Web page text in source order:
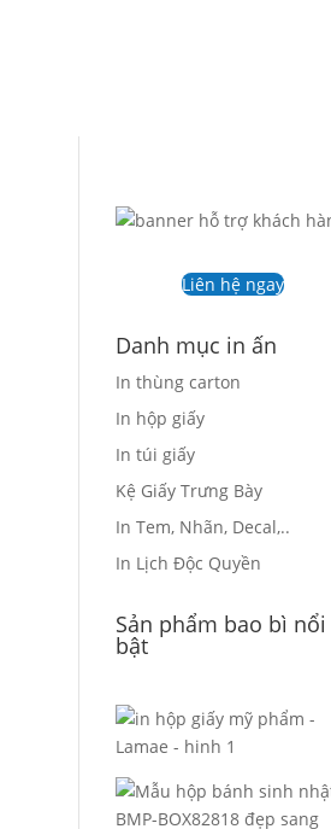
Liên hệ ngay
Danh mục in ấn
In thùng carton
In hộp giấy
In túi giấy
Kệ Giấy Trưng Bày
In Tem, Nhãn, Decal,..
In Lịch Độc Quyền
Sản phẩm bao bì nổi
bật